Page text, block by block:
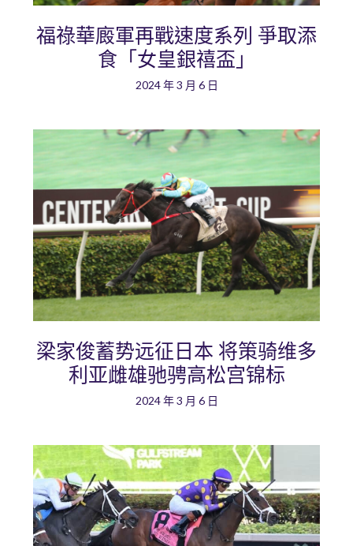
福祿華廄軍再戰速度系列 爭取添
食「女皇銀禧盃」
2024 年 3 月 6 日
梁家俊蓄势远征日本 将策骑维多
利亚雌雄驰骋高松宫锦标
2024 年 3 月 6 日